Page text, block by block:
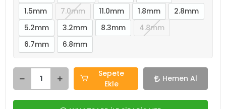
1.5mm
7.0mm 11.0mm 1.8mm
2.8mm
5.2mm
3.2mm 8.3mm
4.8mm
6.7mm
6.8mm
Sepete
Ekle
Hemen Al